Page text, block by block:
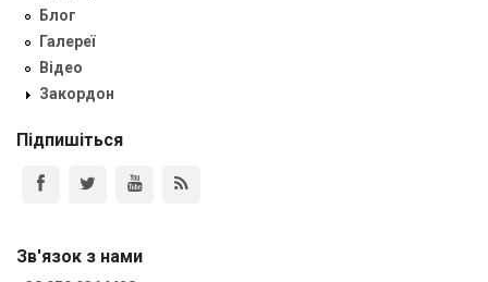
Блог
Галереї
Відео
Закордон
Підпишіться
Зв'язок з нами